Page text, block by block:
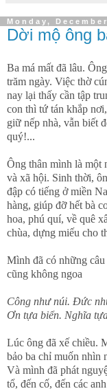
Monday,
Dời mộ ông
Ba má mất đã lâu.
trăm ngày. Việc thờ
nay lại thấy cần tập
con thì tứ tán khắp
giữ nếp nhà, vẫn biết
quý!...
Ông thân mình là một
và xã hội. Sinh thời,
đập có tiếng ở miền
hàng, giúp đỡ hết bà
hoa, phú quí, về quê
chùa, dựng miếu cho
Mình đã có những
cũng không ngoa
Công như núi. Đức
Ơn tựa biển. Nghĩa
Lúc ông đã xế chiều.
bảo ba chỉ muốn nhìn
Và mình đã phát
tổ, đến cố, đến các